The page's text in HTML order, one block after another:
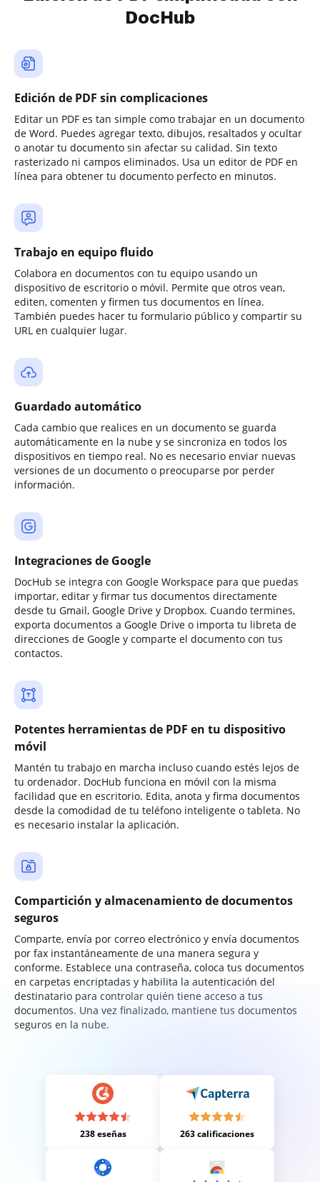
DocHub
Edición de PDF sin complicaciones
Editar un PDF es tan simple como trabajar en un documento
de Word. Puedes agregar texto, dibujos, resaltados y ocultar
o anotar tu documento sin afectar su calidad. Sin texto
rasterizado ni campos eliminados. Usa un editor de PDF en
línea para obtener tu documento perfecto en minutos.
Trabajo en equipo fluido
Colabora en documentos con tu equipo usando un
dispositivo de escritorio o móvil. Permite que otros vean,
editen, comenten y firmen tus documentos en línea.
También puedes hacer tu formulario público y compartir su
URL en cualquier lugar.
Guardado automático
Cada cambio que realices en un documento se guarda
automáticamente en la nube y se sincroniza en todos los
dispositivos en tiempo real. No es necesario enviar nuevas
versiones de un documento o preocuparse por perder
información.
Integraciones de Google
DocHub se integra con Google Workspace para que puedas
importar, editar y firmar tus documentos directamente
desde tu Gmail, Google Drive y Dropbox. Cuando termines,
exporta documentos a Google Drive o importa tu libreta de
direcciones de Google y comparte el documento con tus
contactos.
Potentes herramientas de PDF en tu dispositivo
móvil
Mantén tu trabajo en marcha incluso cuando estés lejos de
tu ordenador. DocHub funciona en móvil con la misma
facilidad que en escritorio. Edita, anota y firma documentos
desde la comodidad de tu teléfono inteligente o tableta. No
es necesario instalar la aplicación.
Compartición y almacenamiento de documentos
seguros
Comparte, envía por correo electrónico y envía documentos
por fax instantáneamente de una manera segura y
conforme. Establece una contraseña, coloca tus documentos
en carpetas encriptadas y habilita la autenticación del
destinatario para controlar quién tiene acceso a tus
documentos. Una vez finalizado, mantiene tus documentos
seguros en la nube.
238 eseñas 263 calificaciones